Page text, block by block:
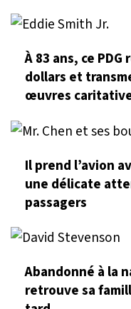
À 83 ans, ce
dollars et
œuvres
Il prend l’avion
une délicate
passagers
Abandonné à la
retrouve sa